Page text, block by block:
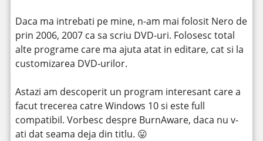
Daca ma intrebati pe mine, n-am mai folosit Nero de
prin 2006, 2007 ca sa scriu DVD-uri. Folosesc total
alte programe care ma ajuta atat in editare, cat si la
customizarea DVD-urilor.
Astazi am descoperit un program interesant care a
facut trecerea catre Windows 10 si este full
compatibil. Vorbesc despre BurnAware, daca nu v-
ati dat seama deja din titlu. 😛